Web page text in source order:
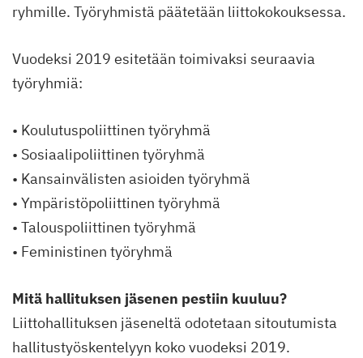
ryhmille. Työryhmistä päätetään liittokokouksessa.
Vuodeksi 2019 esitetään toimivaksi seuraavia
työryhmiä:
• Koulutuspoliittinen työryhmä
• Sosiaalipoliittinen työryhmä
• Kansainvälisten asioiden työryhmä
• Ympäristöpoliittinen työryhmä
• Talouspoliittinen työryhmä
• Feministinen työryhmä
Mitä hallituksen jäsenen pestiin kuuluu?
Liittohallituksen jäseneltä odotetaan sitoutumista
hallitustyöskentelyyn koko vuodeksi 2019.